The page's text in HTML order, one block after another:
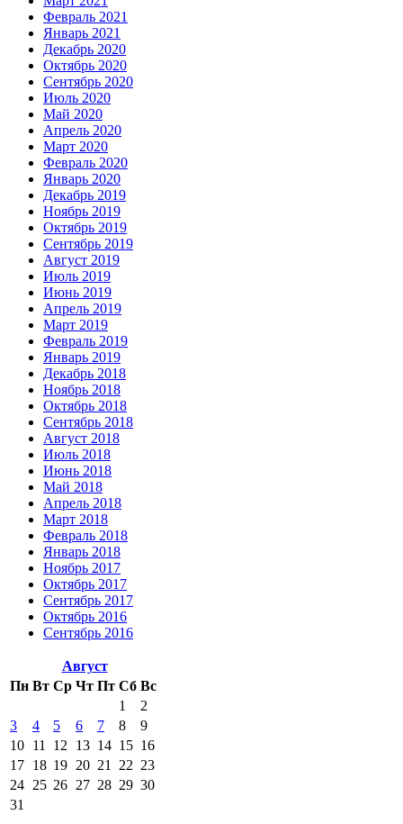
Февраль 2021
Январь 2021
Декабрь 2020
Октябрь 2020
Сентябрь 2020
Июль 2020
Май 2020
Апрель 2020
Март 2020
Февраль 2020
Январь 2020
Декабрь 2019
Ноябрь 2019
Октябрь 2019
Сентябрь 2019
Август 2019
Июль 2019
Июнь 2019
Апрель 2019
Март 2019
Февраль 2019
Январь 2019
Декабрь 2018
Ноябрь 2018
Октябрь 2018
Сентябрь 2018
Август 2018
Июль 2018
Июнь 2018
Май 2018
Апрель 2018
Март 2018
Февраль 2018
Январь 2018
Ноябрь 2017
Октябрь 2017
Сентябрь 2017
Октябрь 2016
Сентябрь 2016
Август
Пн Вт Ср Чт Пт Сб Вс
1
2
3
4 5 6 7 8
9
10 11 12 13 14 15 16
17 18 19 20 21 22 23
24 25 26 27 28 29 30
31